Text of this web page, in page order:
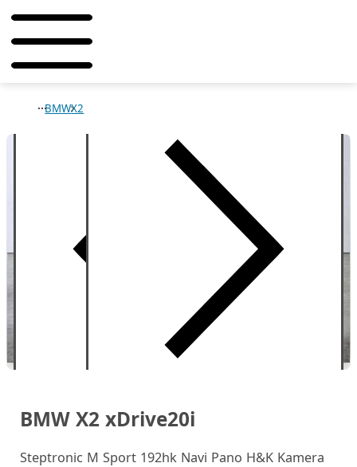
BMWX2
BMW X2 xDrive20i
Steptronic M Sport 192hk Navi Pano H&K Kamera